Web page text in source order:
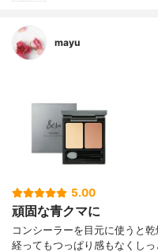
mayu
5.00
頑固な青クマに
コンシーラーを目元に使うと
経ってもつっぱり感もなくし